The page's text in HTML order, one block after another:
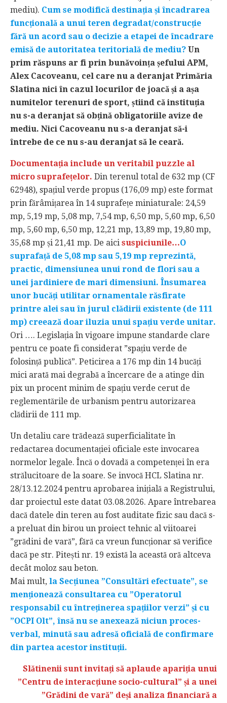
mediu). Cum se modifică destinația și încadrarea
funcțională a unui teren degradat/construcție
fără un acord sau o decizie a etapei de încadrare
emisă de autoritatea teritorială de mediu? Un
prim răspuns ar fi prin bunăvoința șefului APM,
Alex Cacoveanu, cel care nu a deranjat Primăria
Slatina nici în cazul locurilor de joacă și a așa
numitelor terenuri de sport, știind că instituția
nu s-a deranjat să obțină obligatoriile avize de
mediu. Nici Cacoveanu nu s-a deranjat să-i
întrebe de ce nu s-au deranjat să le ceară.
Documentația include un veritabil puzzle al
micro suprafețelor. Din terenul total de 632 mp (CF
62948), spațiul verde propus (176,09 mp) este format
prin fărâmițarea în 14 suprafețe miniaturale: 24,59
mp, 5,19 mp, 5,08 mp, 7,54 mp, 6,50 mp, 5,60 mp, 6,50
mp, 5,60 mp, 6,50 mp, 12,21 mp, 13,89 mp, 19,80 mp,
35,68 mp și 21,41 mp. De aici suspiciunile…O
suprafață de 5,08 mp sau 5,19 mp reprezintă,
practic, dimensiunea unui rond de flori sau a
unei jardiniere de mari dimensiuni. Însumarea
unor bucăți utilitar ornamentale răsfirate
printre alei sau în jurul clădirii existente (de 111
mp) creează doar iluzia unui spațiu verde unitar.
Ori …. Legislația în vigoare impune standarde clare
pentru ce poate fi considerat ”spațiu verde de
folosință publică”. Peticirea a 176 mp din 14 bucăți
mici arată mai degrabă a încercare de a atinge din
pix un procent minim de spațiu verde cerut de
reglementările de urbanism pentru autorizarea
clădirii de 111 mp.
Un detaliu care trădează superficialitate în
redactarea documentației oficiale este invocarea
normelor legale. Încă o dovadă a competenței în era
strălucitoare de la soare. Se invocă HCL Slatina nr.
28/13.12.2024 pentru aprobarea inițială a Registrului,
dar proiectul este datat 03.08.2026. Apare întrebarea
dacă datele din teren au fost auditate fizic sau dacă s-
a preluat din birou un proiect tehnic al viitoarei
”grădini de vară”, fără ca vreun funcționar să verifice
dacă pe str. Pitești nr. 19 există la această oră altceva
decât moloz sau beton.
Mai mult, la Secțiunea ”Consultări efectuate”, se
menționează consultarea cu ”Operatorul
responsabil cu întreținerea spațiilor verzi” și cu
”OCPI Olt”, însă nu se anexează niciun proces-
verbal, minută sau adresă oficială de confirmare
din partea acestor instituții.
Slătinenii sunt invitați să aplaude apariția unui
”Centru de interacțiune socio-cultural” și a unei
”Grădini de vară” deși analiza financiară a